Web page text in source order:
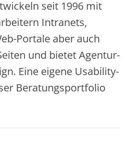
seit 1996 mit
Intranets,
Portale aber auch
und bietet Agentur-
Eine eigene Usability-
Beratungsportfolio